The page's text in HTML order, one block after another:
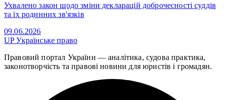
Ухвалено закон щодо зміни декларацій доброчесності суддів
та їх родинних зв'язків
09.06.2026
UPУкраїнське право
Правовий портал України — аналітика, судова практика,
законотворчість та правові новини для юристів і громадян.